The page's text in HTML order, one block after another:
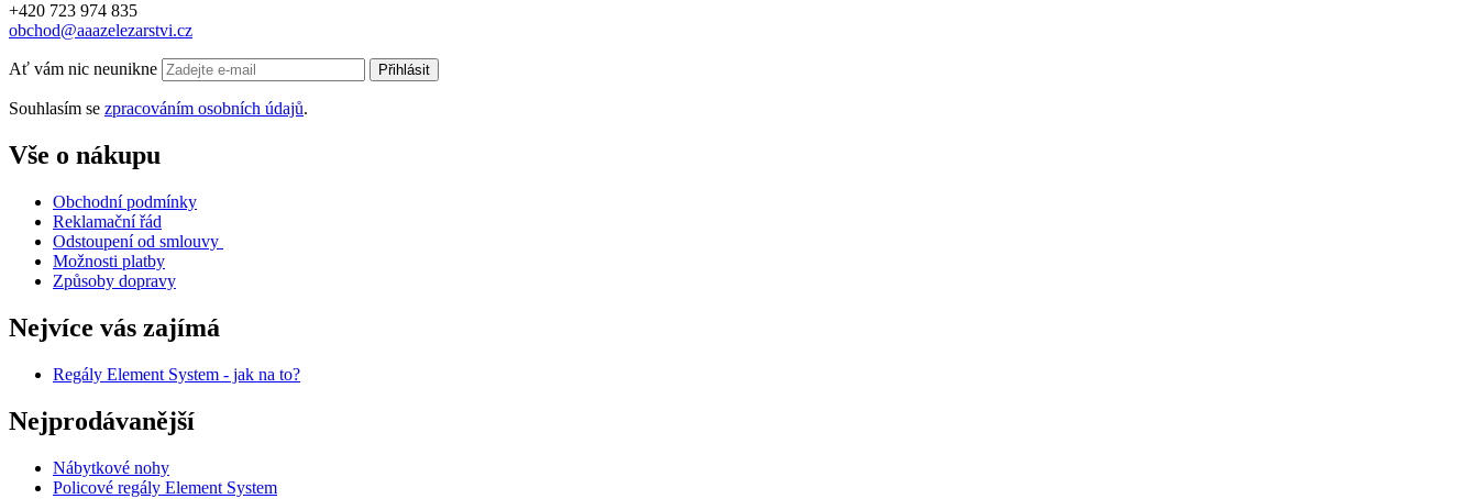
+420 723 974 835
obchod@aaazelezarstvi.cz
Ať vám nic neunikne Přihlásit
Souhlasím se zpracováním osobních údajů.
Vše o nákupu
Obchodní podmínky
Reklamační řád
Odstoupení od smlouvy
Možnosti platby
Způsoby dopravy
Nejvíce vás zajímá
Regály Element System - jak na to?
Nejprodávanější
Nábytkové nohy
Policové regály Element System